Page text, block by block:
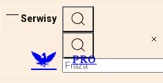
Serwisy
PRO